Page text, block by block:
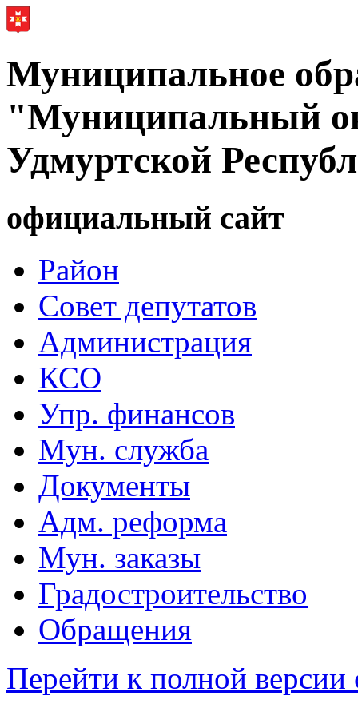
Муниципальное
"Муниципальный
Удмуртской
официальный сайт
Район
Совет депутатов
Администрация
КСО
Упр. финансов
Мун. служба
Документы
Адм. реформа
Мун. заказы
Градостроительство
Обращения
Перейти к полной версии